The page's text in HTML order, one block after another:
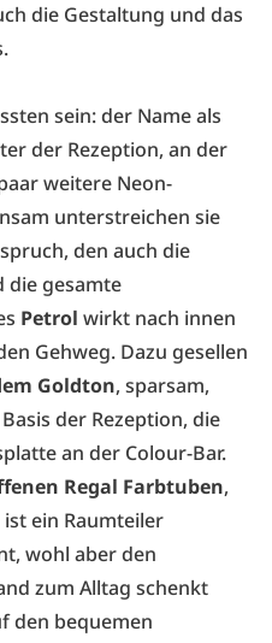
die Gestaltung und das
sein: der Name als
der Rezeption, an der
weitere Neon-
unterstreichen sie
den auch die
die gesamte
Petrol wirkt nach innen
Gehweg. Dazu gesellen
Goldton, sparsam,
der Rezeption, die
an der Colour-Bar.
Regal Farbtuben,
ist ein Raumteiler
wohl aber den
zum Alltag schenkt
den bequemen